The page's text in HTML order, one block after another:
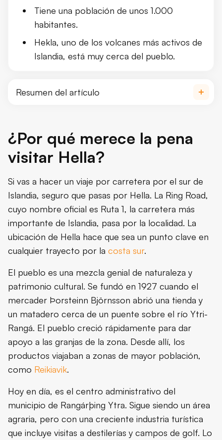
Tiene una población de unos 1.000
habitantes.
Hekla, uno de los volcanes más activos de
Islandia, está muy cerca del pueblo.
Resumen del artículo
Dónde comer en Hella
Dónde dormir en Hella y
Qué ver y hacer en Hella
Qué ver cerca de Hella
El tiempo en Hella
Qué llevar en la maleta para ir a Hella
Consejos de viaje
Conclusión
¿Por qué merece la pena
visitar Hella?
Si vas a hacer un viaje por carretera por el sur de
Islandia, seguro que pasas por Hella. La Ring Road,
cuyo nombre oficial es Ruta 1, la carretera más
importante de Islandia, pasa por la localidad. La
ubicación de Hella hace que sea un punto clave en
cualquier trayecto por la costa sur.
El pueblo es una mezcla genial de naturaleza y
patrimonio cultural. Se fundó en 1927 cuando el
mercader Þorsteinn Björnsson abrió una tienda y
un matadero cerca de un puente sobre el río Ytri-
Rangá. El pueblo creció rápidamente para dar
apoyo a las granjas de la zona. Desde allí, los
productos viajaban a zonas de mayor población,
como Reikiavik.
Hoy en día, es el centro administrativo del
municipio de Rangárþing Ytra. Sigue siendo un área
agraria, pero con una creciente industria turística
que incluye visitas a destilerías y campos de golf. Lo